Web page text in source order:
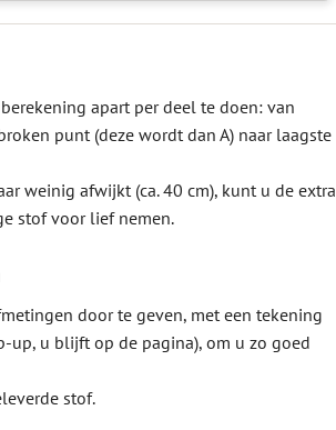
apart per deel te doen: van
punt (deze wordt dan A) naar laagste
weinig afwijkt (ca. 40 cm), kunt u de extra
stof voor lief nemen.
door te geven, met een tekening
up, u blijft op de pagina), om u zo goed
stof.